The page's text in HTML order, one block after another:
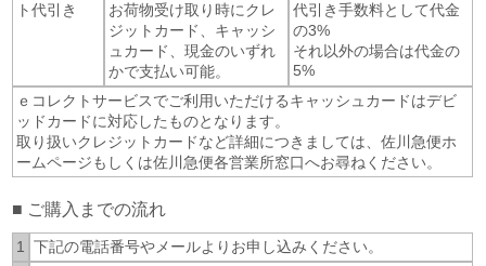
ト代引き
お荷物受け取り時にクレ
ジットカード、キャッシ
ュカード、現金のいずれ
かで支払い可能。
代引き手数料として代金
の3%
それ以外の場合は代金の
5%
ｅコレクトサービスでご利用いただけるキャッシュカードはデビ
ッドカードに対応したものとなります。
取り扱いクレジットカードなど詳細につきましては、佐川急便ホ
ームページもしくは佐川急便各営業所窓口へお尋ねください。
■ ご購入までの流れ
1
下記の電話番号やメールよりお申し込みください。